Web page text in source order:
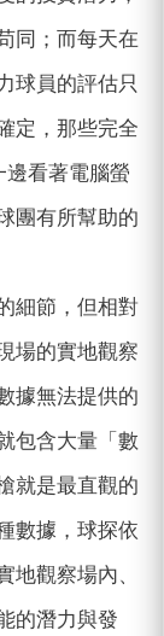
同；而每天在
球員的評估只
定，那些完全
看著電腦螢
團有所幫助的
細節，但相對
場的實地觀察
據無法提供的
包含大量「數
就是最直觀的
數據，球探依
地觀察場內、
的潛力與發